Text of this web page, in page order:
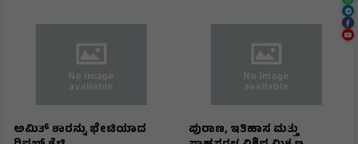
ಅಮಿತ್‌ ಶಾರನ್ನು ಭೇಟಿಯಾದ
ಪುರಾಣ, ಇತಿಹಾಸ ಮತ್ತು